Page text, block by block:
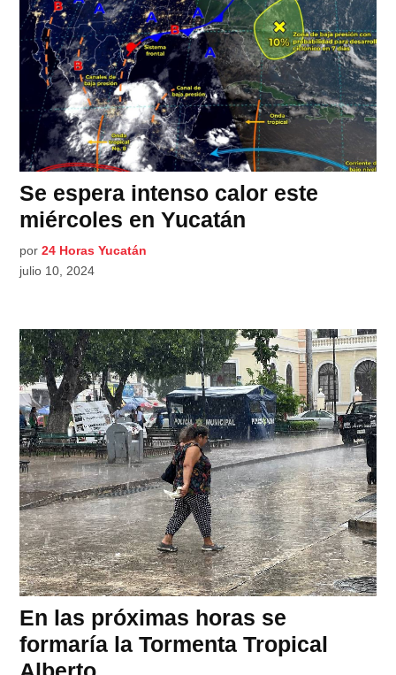
Se espera intenso calor este
miércoles en Yucatán
por 24 Horas Yucatán
julio 10, 2024
En las próximas horas se
formaría la Tormenta Tropical